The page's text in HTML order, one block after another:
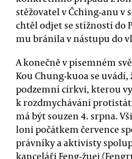
stěžovatel v Čching-anu v
chtěl odjet se stížností do
mu bránila v nástupu do
A konečně v písemném
Kou Chung-kuoa se
podzemní církvi, kterou
k rozdmychávání
má být souzen 4. srpna.
loni počátkem července
právníky a aktivisty
kanceláři Feng-žuej